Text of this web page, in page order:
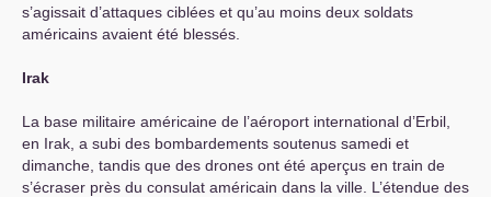
s’agissait d’attaques ciblées et qu’au moins deux soldats
américains avaient été blessés.
Irak
La base militaire américaine de l’aéroport international d’Erbil,
en Irak, a subi des bombardements soutenus samedi et
dimanche, tandis que des drones ont été aperçus en train de
s’écraser près du consulat américain dans la ville. L’étendue des